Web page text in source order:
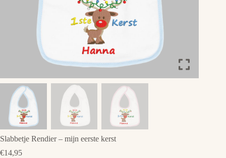
Slabbetje Rendier – mijn eerste kerst
€14,95